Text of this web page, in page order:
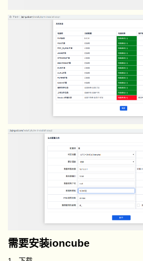
需要安装ioncube